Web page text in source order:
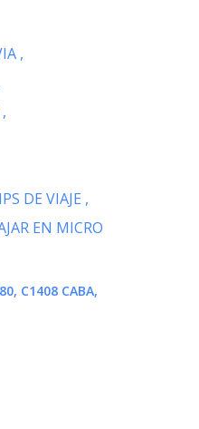
DE VIAJE
EN MICRO
C1408 CABA,